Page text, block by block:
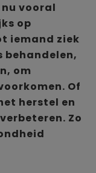
vooral
op
iemand ziek
behandelen,
om
Of
herstel en
Zo